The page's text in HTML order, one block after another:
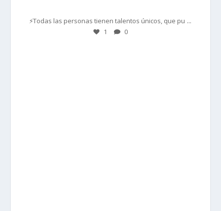
⚡Todas las personas tienen talentos únicos, que pu ...
1 0